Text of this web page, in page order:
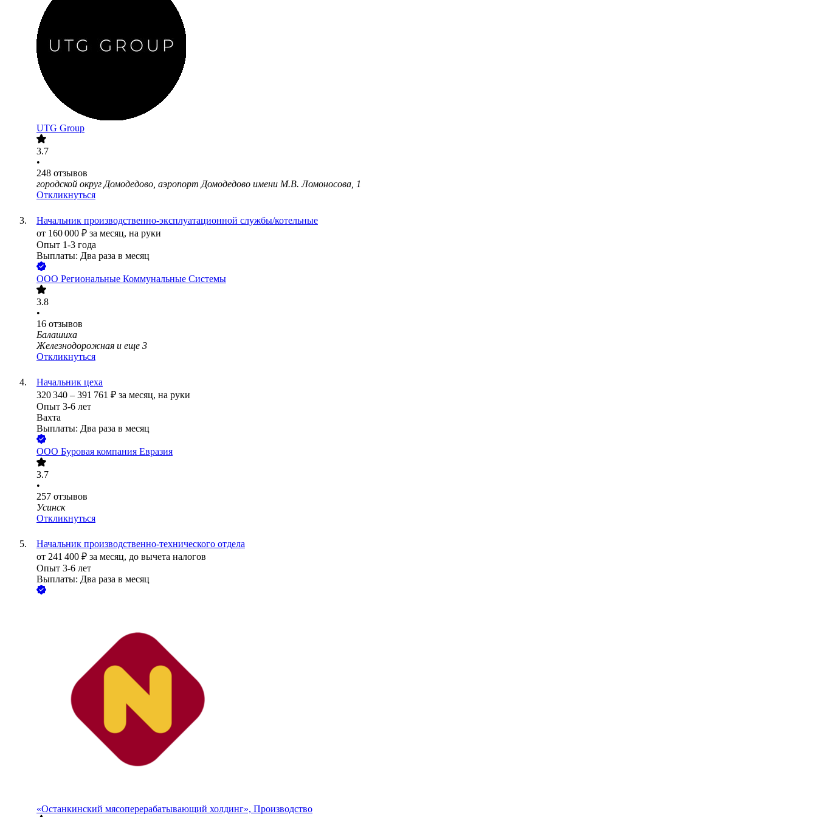
UTG Group
3.7
•
248 отзывов
городской округ Домодедово, аэропорт Домодедово имени М.В. Ломоносова, 1
Откликнуться
Начальник производственно-эксплуатационной службы/котельные
от 160 000 ₽ за месяц, на руки
Опыт 1-3 года
Выплаты: Два раза в месяц
ООО Региональные Коммунальные Системы
3.8
•
16 отзывов
Балашиха
Железнодорожная и еще 3
Откликнуться
Начальник цеха
320 340 – 391 761 ₽ за месяц, на руки
Опыт 3-6 лет
Вахта
Выплаты: Два раза в месяц
ООО Буровая компания Евразия
3.7
•
257 отзывов
Усинск
Откликнуться
Начальник производственно-технического отдела
от 241 400 ₽ за месяц, до вычета налогов
Опыт 3-6 лет
Выплаты: Два раза в месяц
«Останкинский мясоперерабатывающий холдинг», Производство